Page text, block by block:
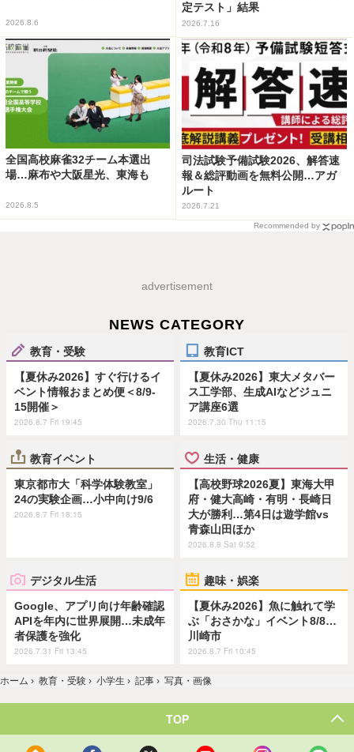
2026.8.6
定テスト」結果
2026.7.16
全国高校麻雀32チーム本選出
場…麻布や大阪星光、東海も
2026.8.5
司法試験予備試験2026、解答速
報＆総評動画を無料公開…アガ
ルート
2026.7.21
Recommended by
advertisement
NEWS CATEGORY
教育・受験
【夏休み2026】すぐ行けるイ
ベント情報おまとめ便＜8/9-
15開催＞
2026.8.7 Fri 19:45
教育ICT
【夏休み2026】東大メタバー
ス工学部、生成AIなどジュニ
ア講座6選
2026.7.30 Thu 11:15
教育イベント
東京都市大「科学体験教室」
24の実験企画…小中向け9/6
2026.8.7 Fri 18:15
生活・健康
【高校野球2026夏】東海大甲
府・健大高崎・有明・長崎日
大が勝利…第4日は遊学館vs
青森山田ほか
2026.8.8 Sat 9:52
デジタル生活
Google、アプリ向け年齢確認
APIを年内に世界展開…未成年
者保護を強化
2026.7.31 Fri 13:45
趣味・娯楽
【夏休み2026】魚に触れて学
ぶ「おさかな」イベント8/8…
川崎市
2026.8.7 Fri 10:45
ホーム › 教育・受験 › 小学生 › 記事 › 写真・画像
TOP